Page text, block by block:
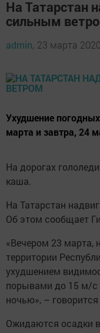
На Татарстан
сильным
admin, 23 марта
Ухудшение
марта и завтра, 24
На дорогах
каша.
На Татарстан
Об этом сообщает
«Вечером 23 марта,
территории
ухудшением
порывами до 15 м/
ночью», –
Ожидаются осадки в